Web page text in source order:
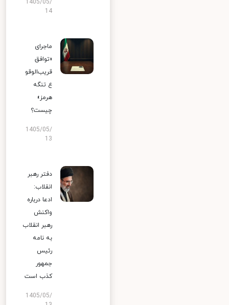
1405/05/
14
ماجرای
«توافق
قریب‌الوقو
ع تنگه
هرمز»
چیست؟
1405/05/
13
دفتر رهبر
انقلاب:
ادعا درباره
واکنش
رهبر انقلاب
به نامه
رئیس
جمهور
کذب است
1405/05/